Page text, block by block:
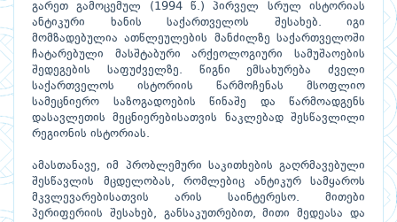
გარეთ გამოცემულ (1994 წ.) პირველ სრულ ისტორიას
ანტიკური ხანის საქართველოს შესახებ. იგი
მომზადებულია ათწლეულების მანძილზე საქართველოში
ჩატარებული მასშტაბური არქეოლოგიური სამუშაოების
შედეგების საფუძველზე. წიგნი ემსახურება ძველი
საქართველოს ისტორიის წარმოჩენას მსოფლიო
სამეცნიერო საზოგადოების წინაშე და წარმოადგენს
დასავლეთის მეცნიერებისათვის ნაკლებად შესწავლილი
რეგიონის ისტორიას.
ამასთანავე, იმ პრობლემური საკითხების გაღრმავებული
შესწავლის მცდელობას, რომლებიც ანტიკურ სამყაროს
მკვლევარებისათვის არის საინტერესო. მითები
პერიფერიის შესახებ, განსაკუთრებით, მითი მედეასა და